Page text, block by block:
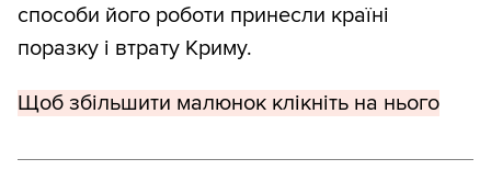
способи його роботи принесли країні
поразку і втрату Криму.
Щоб збільшити малюнок клікніть на нього